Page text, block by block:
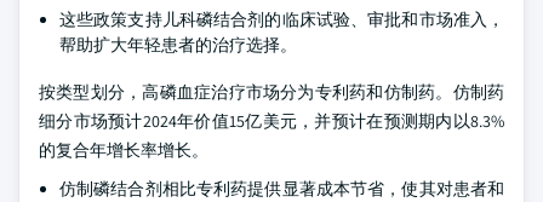
这些政策支持儿科磷结合剂的临床试验、审批和市场准入，
帮助扩大年轻患者的治疗选择。
按类型划分，高磷血症治疗市场分为专利药和仿制药。仿制药
细分市场预计2024年价值15亿美元，并预计在预测期内以8.3%
的复合年增长率增长。
仿制磷结合剂相比专利药提供显著成本节省，使其对患者和